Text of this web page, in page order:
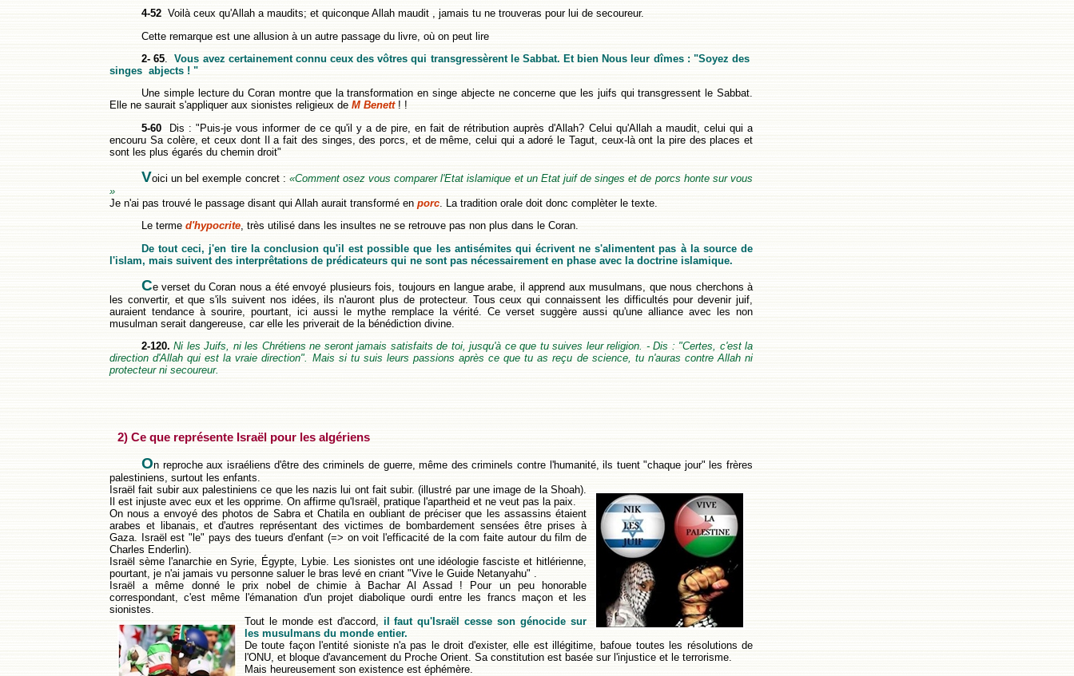
4-52 Voilà ceux qu'Allah a maudits; et quiconque Allah maudit , jamais tu ne trouveras pour lui de secoureur.
Cette remarque est une allusion à un autre passage du livre, où on peut lire
2- 65. Vous avez certainement connu ceux des vôtres qui transgressèrent le Sabbat. Et bien Nous leur dîmes : "Soyez des
singes abjects ! "
Une simple lecture du Coran montre que la transformation en singe abjecte ne concerne que les juifs qui transgressent le Sabbat.
Elle ne saurait s'appliquer aux sionistes religieux de M Benett! !
5-60 Dis : "Puis-je vous informer de ce qu'il y a de pire, en fait de rétribution auprès d'Allah? Celui qu'Allah a maudit, celui qui a
encouru Sa colère, et ceux dont Il a fait des singes, des porcs, et de même, celui qui a adoré le Tagut, ceux-là ont la pire des places et
sont les plus égarés du chemin droit"
Voici un bel exemple concret : «Comment osez vous comparer l'Etat islamique et un Etat juif de singes et de porcs honte sur vous
»
Je n'ai pas trouvé le passage disant qui Allah aurait transformé en porc. La tradition orale doit donc complèter le texte.
Le terme d'hypocrite, très utilisé dans les insultes ne se retrouve pas non plus dans le Coran.
De tout ceci, j'en tire la conclusion qu'il est possible que les antisémites qui écrivent ne s'alimentent pas à la source de
l'islam, mais suivent des interprêtations de prédicateurs qui ne sont pas nécessairement en phase avec la doctrine islamique.
Ce verset du Coran nous a été envoyé plusieurs fois, toujours en langue arabe, il apprend aux musulmans, que nous cherchons à
les convertir, et que s'ils suivent nos idées, ils n'auront plus de protecteur. Tous ceux qui connaissent les difficultés pour devenir juif,
auraient tendance à sourire, pourtant, ici aussi le mythe remplace la vérité. Ce verset suggère aussi qu'une alliance avec les non
musulman serait dangereuse, car elle les priverait de la bénédiction divine.
2-120. Ni les Juifs, ni les Chrétiens ne seront jamais satisfaits de toi, jusqu'à ce que tu suives leur religion. - Dis : "Certes, c'est la
direction d'Allah qui est la vraie direction". Mais si tu suis leurs passions après ce que tu as reçu de science, tu n'auras contre Allah ni
protecteur ni secoureur.
2) Ce que représente Israël pour les algériens
On reproche aux israéliens d'être des criminels de guerre, même des criminels contre l'humanité, ils tuent "chaque jour" les frères
palestiniens, surtout les enfants.
Israël fait subir aux palestiniens ce que les nazis lui ont fait subir.(illustré par une image de la Shoah).
Il est injuste avec eux et les opprime. On affirme qu'Israël, pratique l'apartheid et ne veut pas la paix.
On nous a envoyé des photos de Sabra et Chatila en oubliant de préciser que les assassins étaient
arabes et libanais, et d'autres représentant des victimes de bombardement sensées être prises à
Gaza. Israël est "le" pays des tueurs d'enfant (=> on voit l'efficacité de la com faite autour du film de
Charles Enderlin).
Israël sème l'anarchie en Syrie, Égypte, Lybie. Les sionistes ont une idéologie fasciste et hitlérienne,
pourtant, je n'ai jamais vu personne saluer le bras levé en criant "Vive le Guide Netanyahu" .
Israël a même donné le prix nobel de chimie à Bachar Al Assad ! Pour un peu honorable
correspondant, c'est même l'émanation d'un projet diabolique ourdi entre les francs maçon et les
sionistes.
Tout le monde est d'accord,
il faut qu'Israël cesse son génocide sur
les musulmans du monde entier.
De toute façon l'entité sioniste n'a pas le droit d'exister, elle est illégitime, bafoue toutes les résolutions de
l'ONU, et bloque d'avancement du Proche Orient. Sa constitution est basée sur l'injustice et le terrorisme.
Mais heureusement son existence est éphémère.